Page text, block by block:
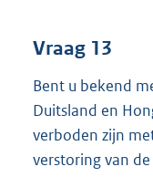
Vraag 13
Bent u bekend
Duitsland en
verboden zijn
verstoring van